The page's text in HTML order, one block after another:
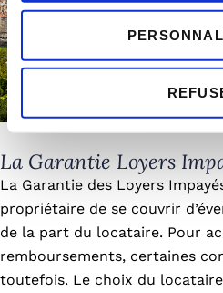
La Garantie Loyers
La Garantie des Loyers
propriétaire de se couvrir
de la part du locataire. Pour
remboursements, certaines
toutefois. Le choix du